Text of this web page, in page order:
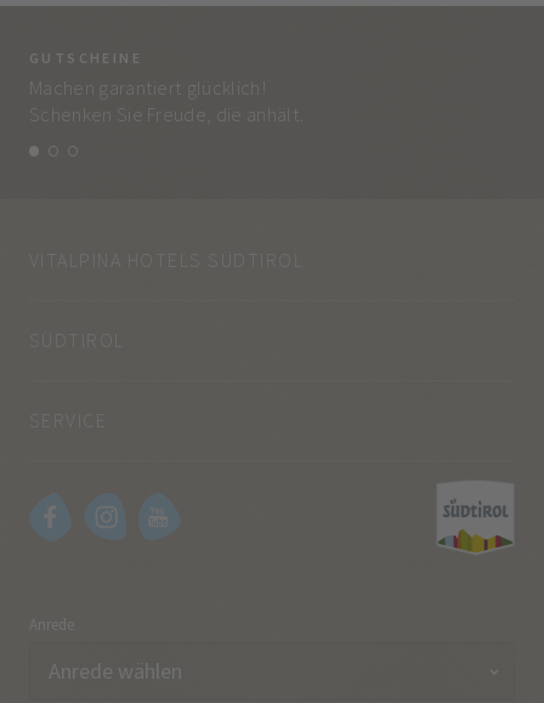
GUTSCHEINE
Machen garantiert glücklich!
Schenken Sie Freude, die anhält.
VITALPINA HOTELS SÜDTIROL
Anrede